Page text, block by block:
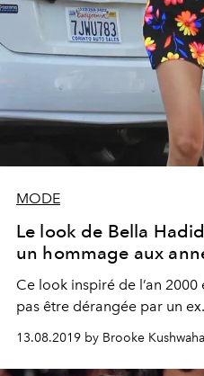
MODE
Le look de Bella
un hommage aux
Ce look inspiré de l’an
pas être dérangée par un ex.
13.08.2019 by Brooke Kushwaha